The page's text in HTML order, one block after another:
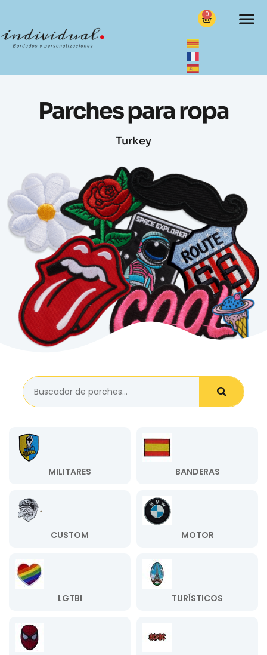
0
Parches para ropa
Turkey
MILITARES BANDERAS
CUSTOM MOTOR
LGTBI TURÍSTICOS